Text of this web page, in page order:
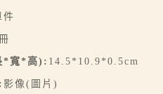
件
*寬*高): 14.5*10.9*0.5cm
影像(圖片)